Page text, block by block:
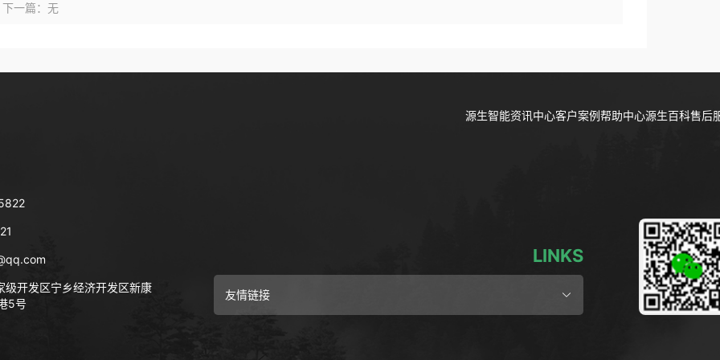
下一篇：无
源生智能资讯中心客户案例帮助中心源生百科售后
级开发区宁乡经济开发区新康
5号
LINKS
友情链接